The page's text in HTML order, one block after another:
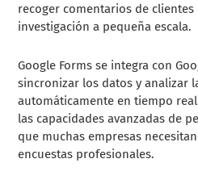
recoger comentarios de
investigación a pequeña escala.
Google Forms se integra con
sincronizar los datos y analizar
automáticamente en tiempo
las capacidades avanzadas de
que muchas empresas
encuestas profesionales.